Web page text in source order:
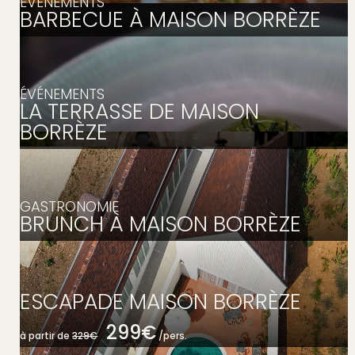
& ACCÈS
MÉDIA
BARBECUE À MAISON BORRÈZE
ÉVÉNEMENTS
LA TERRASSE DE MAISON
BORRÈZE
GASTRONOMIE
BRUNCH À MAISON BORRÈZE
ESCAPADE MAISON BORRÈZE
à partir de329€ 299€/pers.